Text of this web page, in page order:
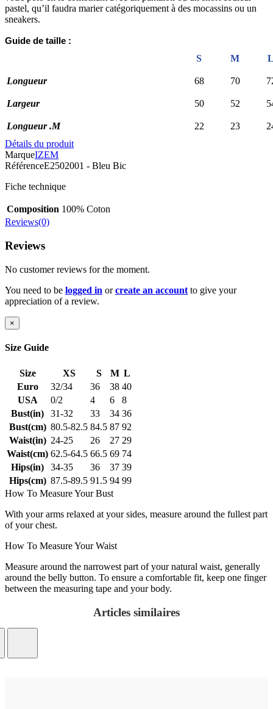
pastel, qu’il faudra marier catégoriquement à des mocassins ou un
sneakers.
Guide de taille :
S M
Longueur 68 70
Largeur 50 52
Longueur .M 22 23
Détails du produit
MarqueIZEM
RéférenceE2502001 - Bleu Bic
Fiche technique
Composition 100% Coton
Reviews(0)
Reviews
No customer reviews for the moment.
You need to be logged in orcreate an account to give your
appreciation of a review.
×
Size Guide
Size XS S M L
Euro
32/34 36 38 40
USA
0/2 4 6
8
Bust(in)
31-32 33 34 36
Bust(cm) 80.5-82.5 84.5 87 92
Waist(in) 24-25 26 27 29
Waist(cm) 62.5-64.5 66.5 69 74
Hips(in)
34-35 36 37 39
Hips(cm) 87.5-89.5 91.5 94 99
How To Measure Your Bust
With your arms relaxed at your sides, measure around the fullest part
of your chest.
How To Measure Your Waist
Measure around the narrowest part of your natural waist, generally
around the belly button. To ensure a comfortable fit, keep one finger
between the measuring tape and your body.
Articles similaires